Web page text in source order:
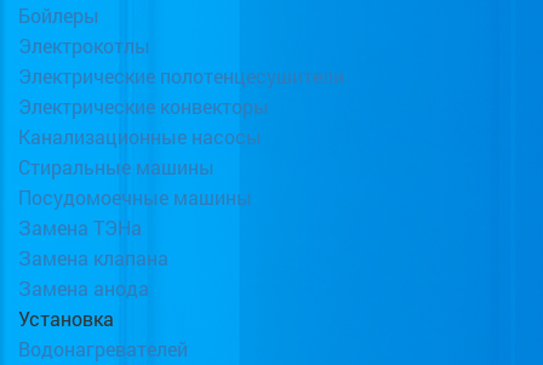
Бойлеры
Электрокотлы
Электрические полотенцесушители
Электрические конвекторы
Канализационные насосы
Стиральные машины
Посудомоечные машины
Замена ТЭНа
Замена клапана
Замена анода
Установка
Водонагревателей